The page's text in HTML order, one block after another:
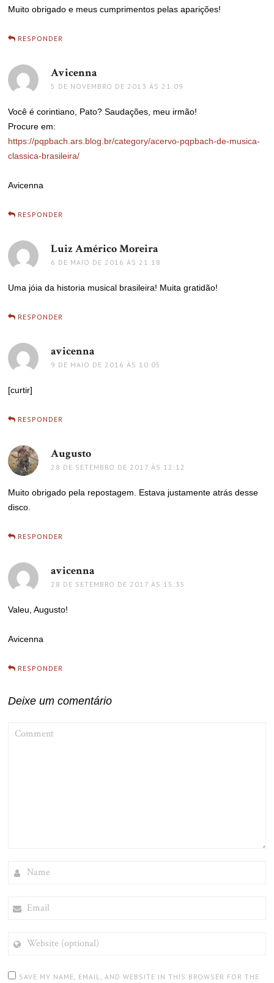
Muito obrigado e meus cumprimentos pelas aparições!
RESPONDER
Avicenna
5 DE NOVEMBRO DE 2013 ÀS 21:09
Você é corintiano, Pato? Saudações, meu irmão!
Procure em:
https://pqpbach.ars.blog.br/category/acervo-pqpbach-de-musica-
classica-brasileira/
Avicenna
RESPONDER
Luiz Américo Moreira
6 DE MAIO DE 2016 ÀS 21:18
Uma jóia da historia musical brasileira! Muita gratidão!
RESPONDER
avicenna
9 DE MAIO DE 2016 ÀS 10:05
[curtir]
RESPONDER
Augusto
28 DE SETEMBRO DE 2017 ÀS 12:12
Muito obrigado pela repostagem. Estava justamente atrás desse
disco.
RESPONDER
avicenna
28 DE SETEMBRO DE 2017 ÀS 15:35
Valeu, Augusto!
Avicenna
RESPONDER
Deixe um comentário
(OPTIONAL)
SAVE MY NAME, EMAIL, AND WEBSITE IN THIS BROWSER FOR THE